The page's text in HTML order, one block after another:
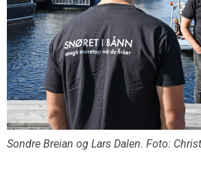
Sondre Breian og Lars Dalen. Foto: